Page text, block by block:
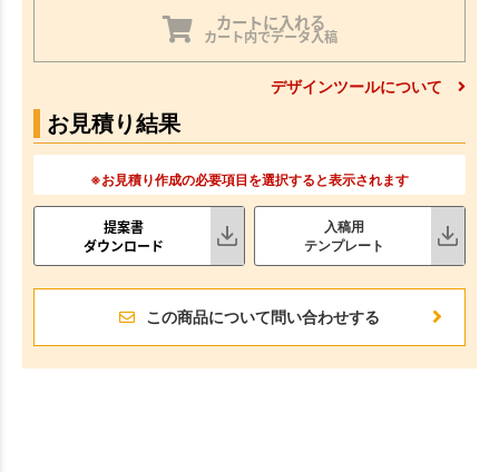
カートに入れる
カート内でデータ入稿
デザインツールについて
お見積り結果
※お見積り作成の必要項目を選択すると表示されます
提案書
ダウンロード
入稿用
テンプレート
この商品について問い合わせする